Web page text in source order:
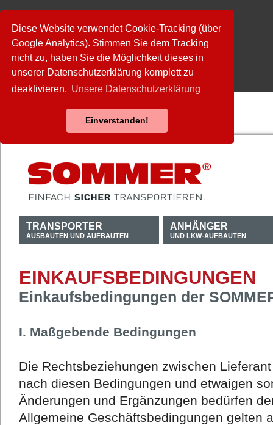
Diese Website verwendet Cookie-Tracking (über
Google Analytics). Stimmen Sie dem Tracking
nicht zu, haben Sie die Möglichkeit dieses in
unserer Datenschutzerklärung komplett zu
deaktivieren. Unsere Datenschutzerklärung
Einverstanden!
TRANSPORTER
AUSBAUTEN UND AUFBAUTEN
ANHÄNGER
UND LKW-AUFBAUTEN
EINKAUFSBEDINGUNGEN
Einkaufsbedingungen der
I. Maßgebende Bedingungen
Die Rechtsbeziehungen zwischen
nach diesen Bedingungen und etwaigen
Änderungen und Ergänzungen bedürfen
Allgemeine Geschäftsbedingungen gelten